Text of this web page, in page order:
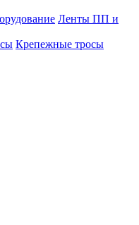
Ленты ПП и
Крепежные тросы